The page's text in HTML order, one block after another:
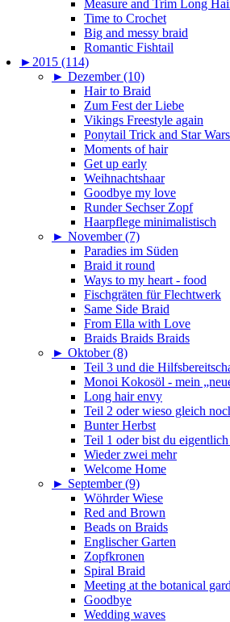
Measure and Trim Long
Time to Crochet
Big and messy braid
Romantic Fishtail
► 2015 (114)
► Dezember (10)
Hair to Braid
Zum Fest der Liebe
Vikings Freestyle again
Ponytail Trick and Star
Moments of hair
Get up early
Weihnachtshaar
Goodbye my love
Runder Sechser Zopf
Haarpflege minimalistisch
► November (7)
Paradies im Süden
Braid it round
Ways to my heart - food
Fischgräten für Flechtwerk
Same Side Braid
From Ella with Love
Braids Braids Braids
► Oktober (8)
Teil 3 und die
Monoi Kokosöl - mein
Long hair envy
Teil 2 oder wieso gleich
Bunter Herbst
Teil 1 oder bist du
Wieder zwei mehr
Welcome Home
► September (9)
Wöhrder Wiese
Red and Brown
Beads on Braids
Englischer Garten
Zopfkronen
Spiral Braid
Meeting at the botanical
Goodbye
Wedding waves